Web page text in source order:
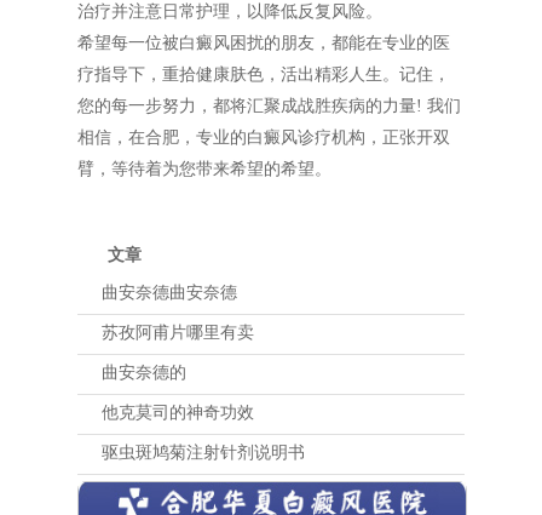
治疗并注意日常护理，以降低反复风险。
希望每一位被白癜风困扰的朋友，都能在专业的医
疗指导下，重拾健康肤色，活出精彩人生。记住，
您的每一步努力，都将汇聚成战胜疾病的力量! 我们
相信，在合肥，专业的白癜风诊疗机构，正张开双
臂，等待着为您带来希望的希望。
文章
曲安奈德曲安奈德
苏孜阿甫片哪里有卖
曲安奈德的
他克莫司的神奇功效
驱虫斑鸠菊注射针剂说明书